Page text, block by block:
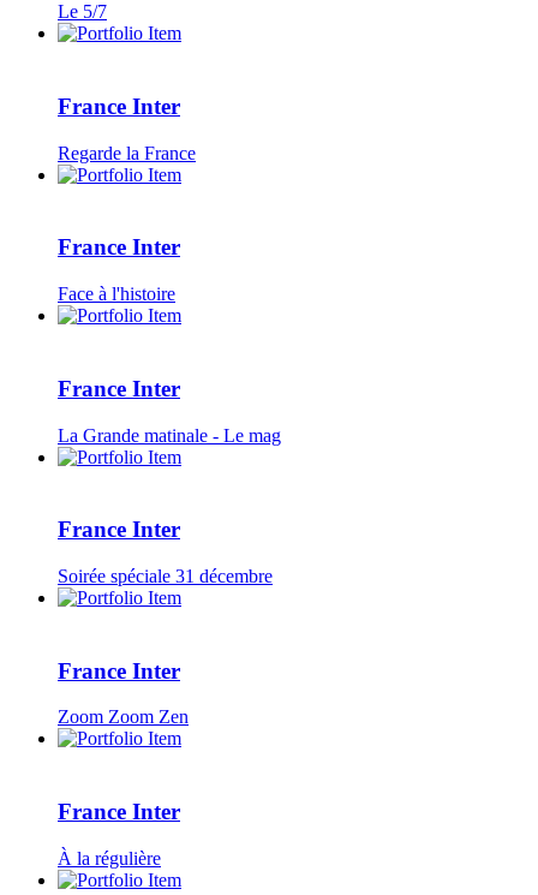
Le 5/7
France Inter
Regarde la France
France Inter
Face à l'histoire
France Inter
La Grande matinale - Le mag
France Inter
Soirée spéciale 31 décembre
France Inter
Zoom Zoom Zen
France Inter
À la régulière